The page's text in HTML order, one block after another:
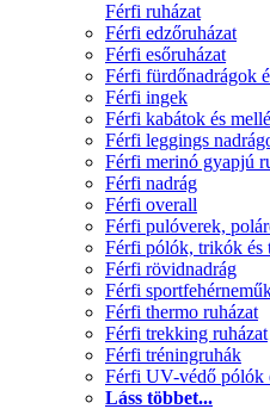
Férfi ruházat
Férfi edzőruházat
Férfi esőruházat
Férfi fürdőnadrágok
Férfi ingek
Férfi kabátok és
Férfi leggings
Férfi merinó gyapjú
Férfi nadrág
Férfi overall
Férfi pulóverek,
Férfi pólók, trikók és
Férfi rövidnadrág
Férfi
Férfi thermo ruházat
Férfi trekking ruházat
Férfi tréningruhák
Férfi UV-védő pólók
Láss többet...